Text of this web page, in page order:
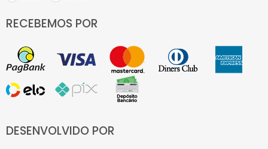
RECEBEMOS POR
DESENVOLVIDO POR